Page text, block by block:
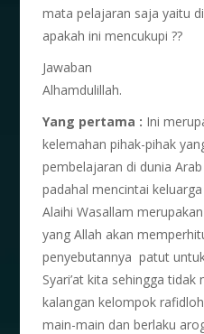
mata pelajaran saja yaitu
apakah ini mencukupi ??
Jawaban
Alhamdulillah.
Yang pertama : Ini
kelemahan pihak-pihak
pembelajaran di dunia
padahal mencintai
Alaihi Wasallam
yang Allah akan
penyebutannya patut
Syari’at kita sehingga
kalangan kelompok
main-main dan berlaku